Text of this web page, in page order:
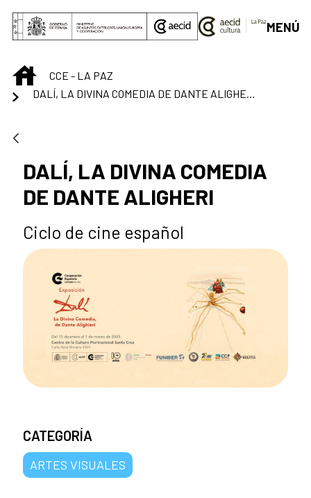
Saltar al contenido principal
MENÚ
INICIOCCE - LA PAZ
DALÍ, LA DIVINA COMEDIA DE DANTE ALIGHERI
DALÍ, LA DIVINA COMEDIA
DE DANTE ALIGHERI
Ciclo de cine español
CATEGORÍA
ARTES VISUALES